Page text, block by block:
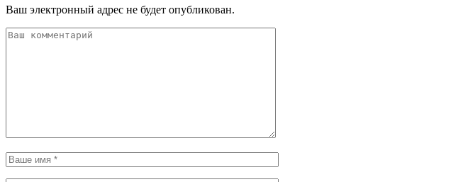
Ваш электронный адрес не будет опубликован.